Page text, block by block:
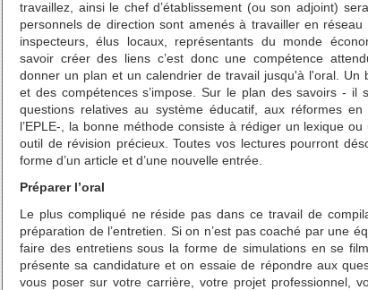
travaillez, ainsi le chef d’établissement (ou son adjoint)
personnels de direction sont amenés à travailler en réseau
inspecteurs, élus locaux, représentants du monde
savoir créer des liens c’est donc une compétence
donner un plan et un calendrier de travail jusqu'à l'oral. Un
et des compétences s’impose. Sur le plan des savoirs - il
questions relatives au système éducatif, aux réformes
l’EPLE-, la bonne méthode consiste à rédiger un lexique
outil de révision précieux. Toutes vos lectures pourront
forme d’un article et d’une nouvelle entrée.
Préparer l’oral
Le plus compliqué ne réside pas dans ce travail de
préparation de l’entretien. Si on n’est pas coaché par une
faire des entretiens sous la forme de simulations en se
présente sa candidature et on essaie de répondre aux
vous poser sur votre carrière, votre projet professionnel,